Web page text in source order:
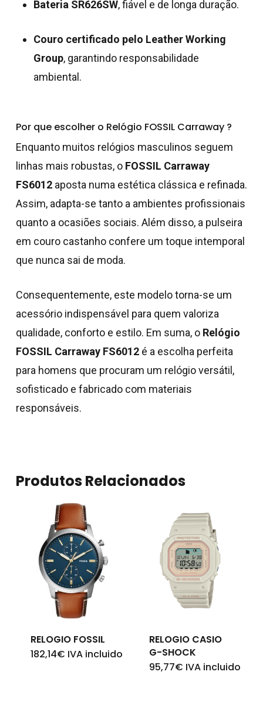
carrinho.
Go To Shop
Bateria SR626SW, fiável e de longa duração.
Couro certificado pelo Leather Working
Group, garantindo responsabilidade
ambiental.
Por que escolher o Relógio FOSSIL Carraway ?
Enquanto muitos relógios masculinos seguem
linhas mais robustas, o FOSSIL Carraway
FS6012aposta numa estética clássica e refinada.
Assim, adapta-se tanto a ambientes profissionais
quanto a ocasiões sociais. Além disso, a pulseira
em couro castanho confere um toque intemporal
que nunca sai de moda.
Consequentemente, este modelo torna-se um
acessório indispensável para quem valoriza
qualidade, conforto e estilo. Em suma, o Relógio
FOSSIL Carraway FS6012é a escolha perfeita
para homens que procuram um relógio versátil,
sofisticado e fabricado com materiais
responsáveis.
Produtos Relacionados
RELOGIO FOSSIL
182,14€ IVA incluido
RELOGIO CASIO
G-SHOCK
95,77€ IVA incluido